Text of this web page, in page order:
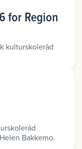
for Region
kulturskoleråd
Bakkemo.